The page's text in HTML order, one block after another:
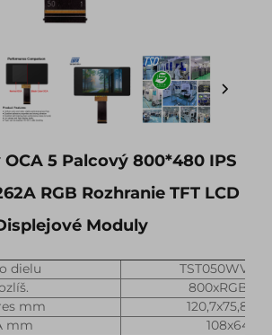
5 Palcový 800*480 IPS
RGB Rozhranie TFT LCD
Moduly
dielu
mm
mm
108x64,8